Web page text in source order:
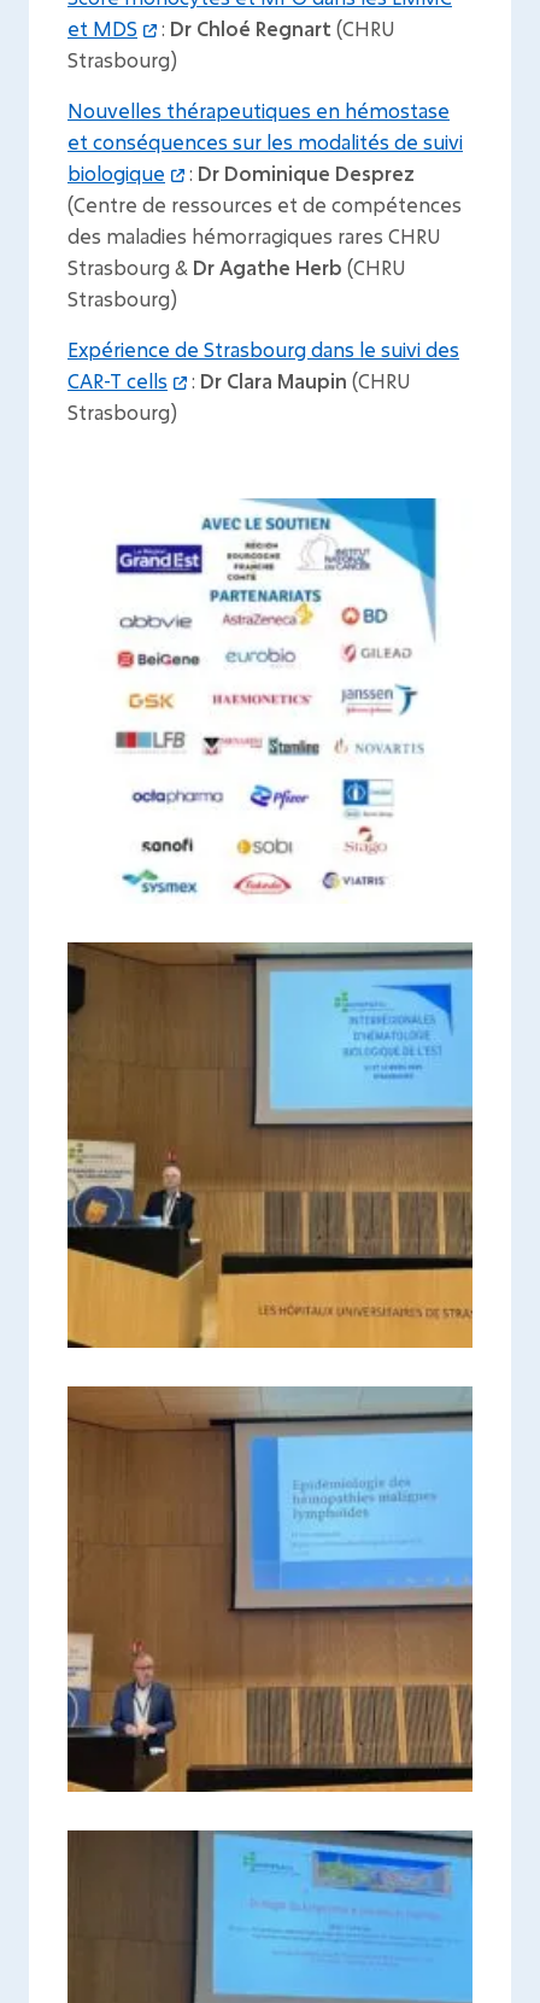
et MDS
: Dr Chloé Regnart (CHRU
Strasbourg)
Nouvelles thérapeutiques en hémostase
et conséquences sur les modalités de suivi
biologique
: Dr Dominique Desprez
(Centre de ressources et de compétences
des maladies hémorragiques rares CHRU
Strasbourg & Dr Agathe Herb (CHRU
Strasbourg)
Expérience de Strasbourg dans le suivi des
CAR-T cells
: Dr Clara Maupin (CHRU
Strasbourg)